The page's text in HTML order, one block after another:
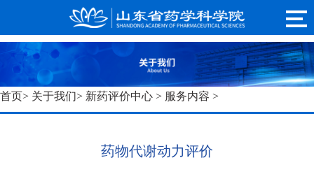
首页> 关于我们> 新药评价中心 > 服务内容 >
药物代谢动力评价